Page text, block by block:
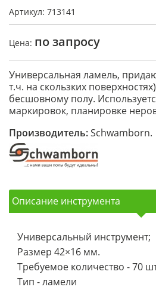
Артикул: 713141
Цена: по запросу
Универсальная ламель,
т.ч. на скользких
бесшовному полу.
маркировок, планировке
Производитель:Schwamborn.
Описание инструмента
Универсальный инструмент;
Размер 42×16 мм.
Требуемое количество - 70
Тип - ламели